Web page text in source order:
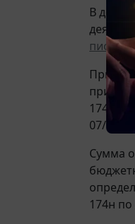
В
письму
174н по
07/
Сумма
174н по